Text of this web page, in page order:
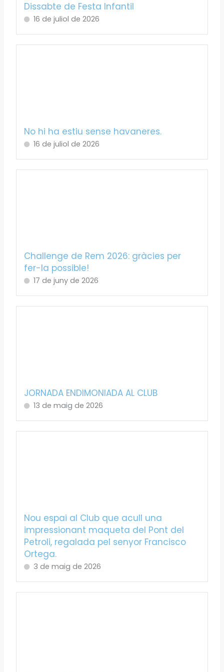
Dissabte de Festa Infantil
16 de juliol de 2026
No hi ha estiu sense havaneres.
16 de juliol de 2026
Challenge de Rem 2026: gràcies per
fer-la possible!
17 de juny de 2026
JORNADA ENDIMONIADA AL CLUB
13 de maig de 2026
Nou espai al Club que acull una
impressionant maqueta del Pont del
Petroli, regalada pel senyor Francisco
Ortega.
3 de maig de 2026